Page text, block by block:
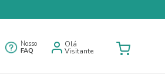
Nosso
FAQ
Olá
Visitante